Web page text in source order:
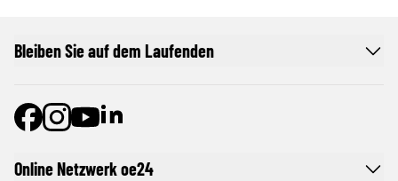
Online Netzwerk oe24
Bleiben Sie auf dem Laufenden